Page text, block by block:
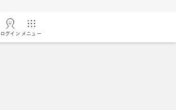
ログイン メニュー